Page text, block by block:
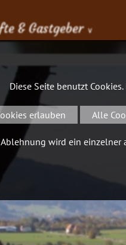
& Gastgeber ∨
Diese Seite benutzt
erlauben Alle
wird ein